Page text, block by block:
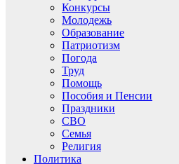
Конкурсы
Молодежь
Образование
Патриотизм
Погода
Труд
Помощь
Пособия и Пенсии
Праздники
СВО
Семья
Религия
Политика